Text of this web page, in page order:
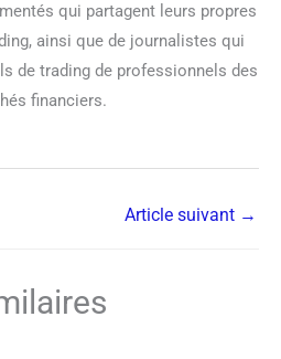
qui partagent leurs propres
ainsi que de journalistes qui
de trading de professionnels des
financiers.
Article suivant →